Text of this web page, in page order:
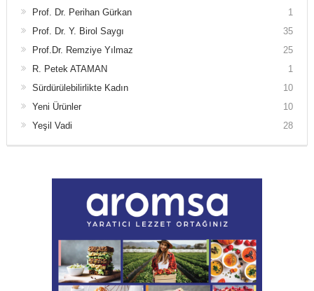
Prof. Dr. Perihan Gürkan
1
Prof. Dr. Y. Birol Saygı
35
Prof.Dr. Remziye Yılmaz
25
R. Petek ATAMAN
1
Sürdürülebilirlikte Kadın
10
Yeni Ürünler
10
Yeşil Vadi
28